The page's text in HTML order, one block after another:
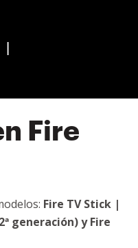
|
Fire
Fire TV Stick |
generación) y Fire